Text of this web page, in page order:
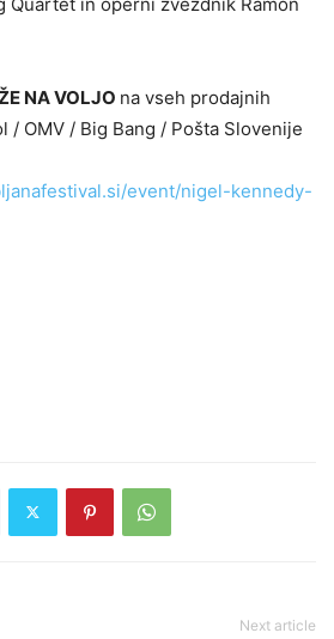
NA VOLJO na vseh prodajnih
/ OMV / Big Bang / Pošta Slovenije
event/nigel-kennedy-
Next article